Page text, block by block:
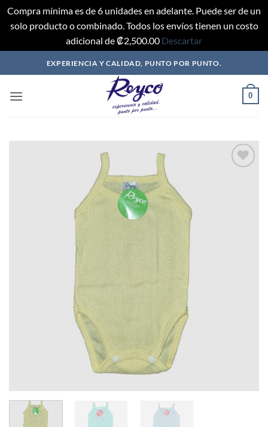
Compra mínima es de 6 unidades en adelante. Puede ser de un
solo producto o combinado. Todos los envíos tienen un costo
adicional de ₡2,500.00 Descartar
al
EXPERIENCIA Y CALIDAD, PUNTO POR PUNTO.
0